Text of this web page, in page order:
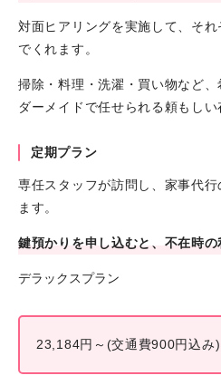
対面ヒアリングを実施して、そ
でくれます。
掃除・料理・洗濯・買い物など
ダーメイドで任せられる頼もしい
定期プラン
専任スタッフが訪問し、家事代
ます。
鍵預かりを申し込むと、不在時の
デラックスプラン
23,184円～(交通費900円込み)